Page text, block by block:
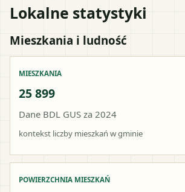
Lokalne statystyki
Mieszkania i ludność
MIESZKANIA
25 899
Dane BDL GUS za 2024
kontekst liczby mieszkań w gminie
POWIERZCHNIA MIESZKAŃ